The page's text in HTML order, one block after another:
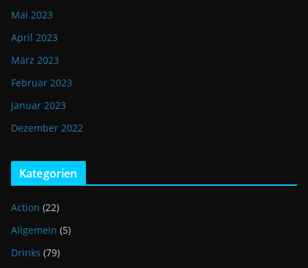
Mai 2023
April 2023
März 2023
Februar 2023
Januar 2023
Dezember 2022
Kategorien
Action (22)
Allgemein (5)
Drinks (79)